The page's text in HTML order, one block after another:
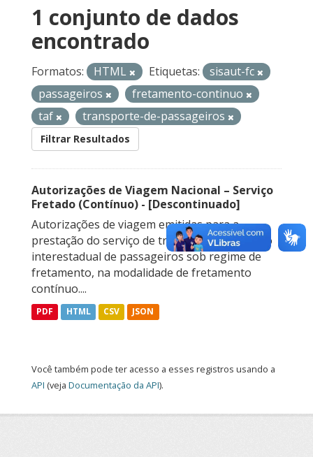
1 conjunto de dados
encontrado
Formatos: HTML Etiquetas:
sisaut-fc
passageiros
fretamento-continuo
taf
transporte-de-passageiros
Filtrar Resultados
Autorizações de Viagem Nacional – Serviço
Fretado (Contínuo) - [Descontinuado]
Autorizações de viagem emitidas para a
prestação do serviço de transporte rodoviário
interestadual de passageiros sob regime de
fretamento, na modalidade de fretamento
contínuo....
PDF HTML CSV JSON
Você também pode ter acesso a esses registros usando a
API (veja Documentação da API).